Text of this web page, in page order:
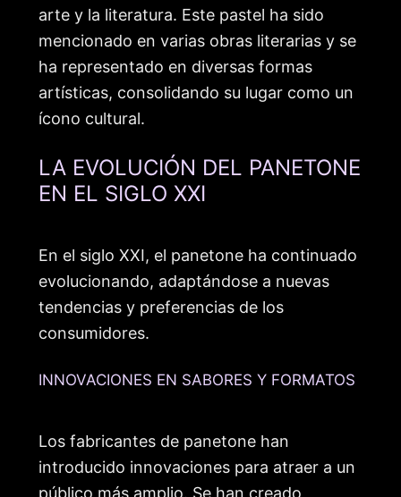
arte y la literatura. Este pastel ha sido
mencionado en varias obras literarias y se
ha representado en diversas formas
artísticas, consolidando su lugar como un
ícono cultural.
LA EVOLUCIÓN DEL PANETONE
EN EL SIGLO XXI
En el siglo XXI, el panetone ha continuado
evolucionando, adaptándose a nuevas
tendencias y preferencias de los
consumidores.
INNOVACIONES EN SABORES Y FORMATOS
Los fabricantes de panetone han
introducido innovaciones para atraer a un
público más amplio. Se han creado